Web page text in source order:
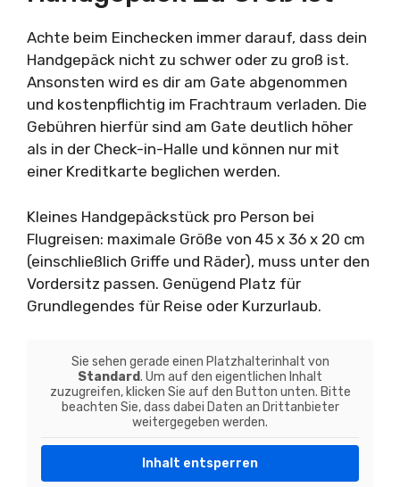
Achte beim Einchecken immer darauf, dass dein
Handgepäck nicht zu schwer oder zu groß ist.
Ansonsten wird es dir am Gate abgenommen
und kostenpflichtig im Frachtraum verladen. Die
Gebühren hierfür sind am Gate deutlich höher
als in der Check-in-Halle und können nur mit
einer Kreditkarte beglichen werden.
Kleines Handgepäckstück pro Person bei
Flugreisen: maximale Größe von 45 x 36 x 20 cm
(einschließlich Griffe und Räder), muss unter den
Vordersitz passen. Genügend Platz für
Grundlegendes für Reise oder Kurzurlaub.
Sie sehen gerade einen Platzhalterinhalt von
Standard. Um auf den eigentlichen Inhalt
zuzugreifen, klicken Sie auf den Button unten. Bitte
beachten Sie, dass dabei Daten an Drittanbieter
weitergegeben werden.
Inhalt entsperren